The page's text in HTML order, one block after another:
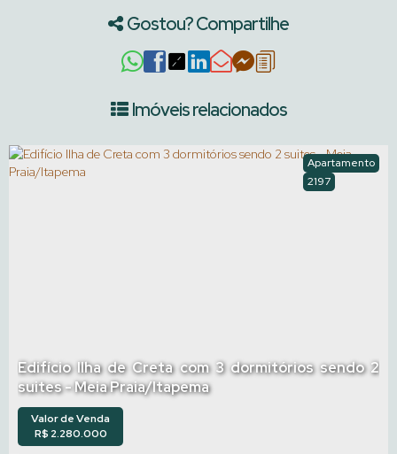
Gostou? Compartilhe
Imóveis relacionados
Edifício Ilha de Creta com 3 dormitórios sendo 2
suites - Meia Praia/Itapema
2197
Apartamento
R$ 2.280.000
Valor de Venda